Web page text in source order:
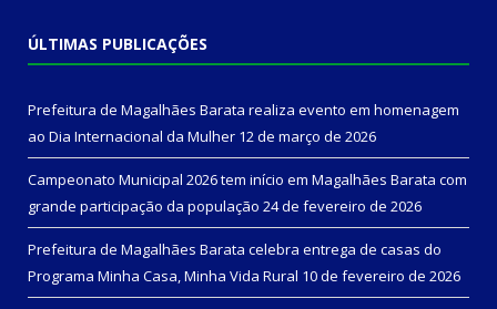
ÚLTIMAS PUBLICAÇÕES
Prefeitura de Magalhães Barata realiza evento em homenagem
ao Dia Internacional da Mulher 12 de março de 2026
Campeonato Municipal 2026 tem início em Magalhães Barata com
grande participação da população 24 de fevereiro de 2026
Prefeitura de Magalhães Barata celebra entrega de casas do
Programa Minha Casa, Minha Vida Rural 10 de fevereiro de 2026